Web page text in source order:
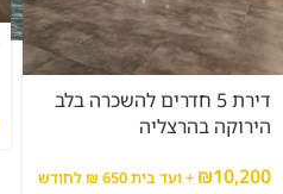
דירת 5 חדרים להשכרה בלב
הירוקה בהרצליה
₪10,200 + ועד בית 650 ₪ לחודש